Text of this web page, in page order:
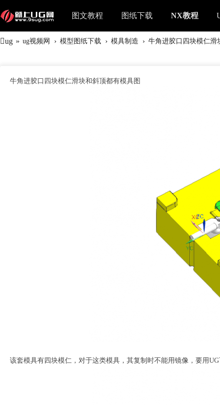
图文教程 图纸下载 NX教程
ug » ug视频网 › 模型图纸下载 › 模具制造 › 牛角进胶口四块模仁滑
牛角进胶口四块模仁滑块和斜顶都有模具图
该套模具有四块模仁，对于这类模具，其复制时不能用镜像，要用